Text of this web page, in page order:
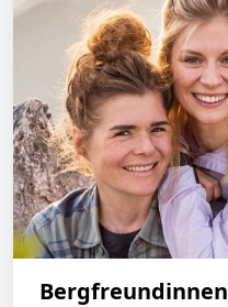
Bergfreundinnen